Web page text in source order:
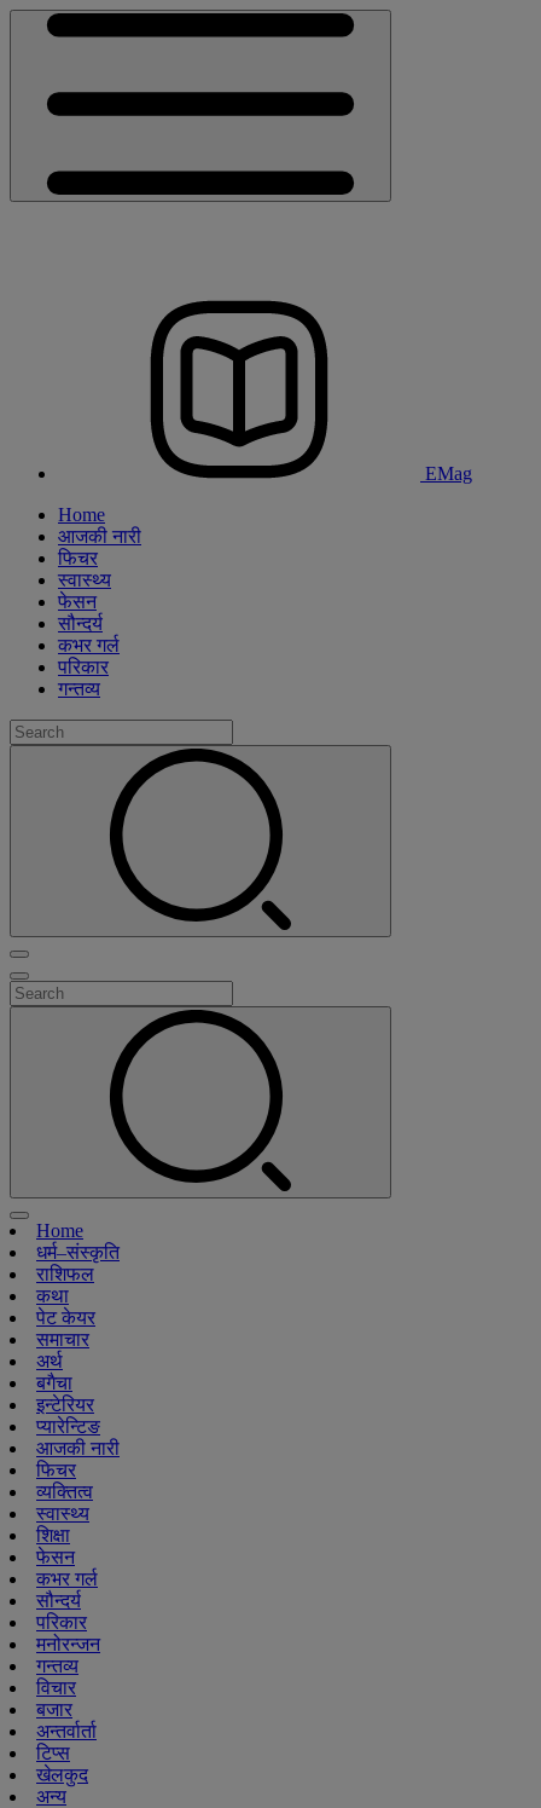
EMag
Home
आजकी नारी
फिचर
स्वास्थ्य
फेसन
सौन्दर्य
कभर गर्ल
परिकार
गन्तव्य
Home
धर्म–संस्कृति
राशिफल
कथा
पेट केयर
समाचार
अर्थ
बगैचा
इन्टेरियर
प्यारेन्टिङ
आजकी नारी
फिचर
व्यक्तित्व
स्वास्थ्य
शिक्षा
फेसन
कभर गर्ल
सौन्दर्य
परिकार
मनोरन्जन
गन्तव्य
विचार
बजार
अन्तर्वार्ता
टिप्स
खेलकुद
अन्य